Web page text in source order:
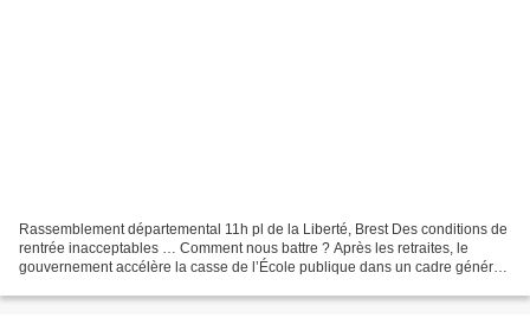
Rassemblement départemental 11h pl de la Liberté, Brest Des conditions de
rentrée inacceptables … Comment nous battre ? Après les retraites, le
gouvernement accélère la casse de l’École publique dans un cadre général